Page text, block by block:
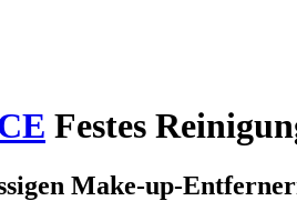
Festes
Make-up-